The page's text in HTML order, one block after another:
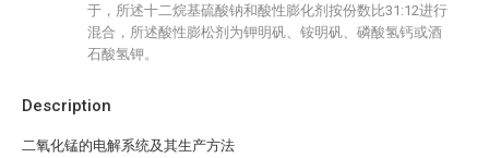
Description
二氧化锰的电解系统及其生产方法
于，所述十二烷基硫酸钠和酸性膨化剂按份数比31:12进行
混合，所述酸性膨松剂为钾明矾、铵明矾、磷酸氢钙或酒
石酸氢钾。